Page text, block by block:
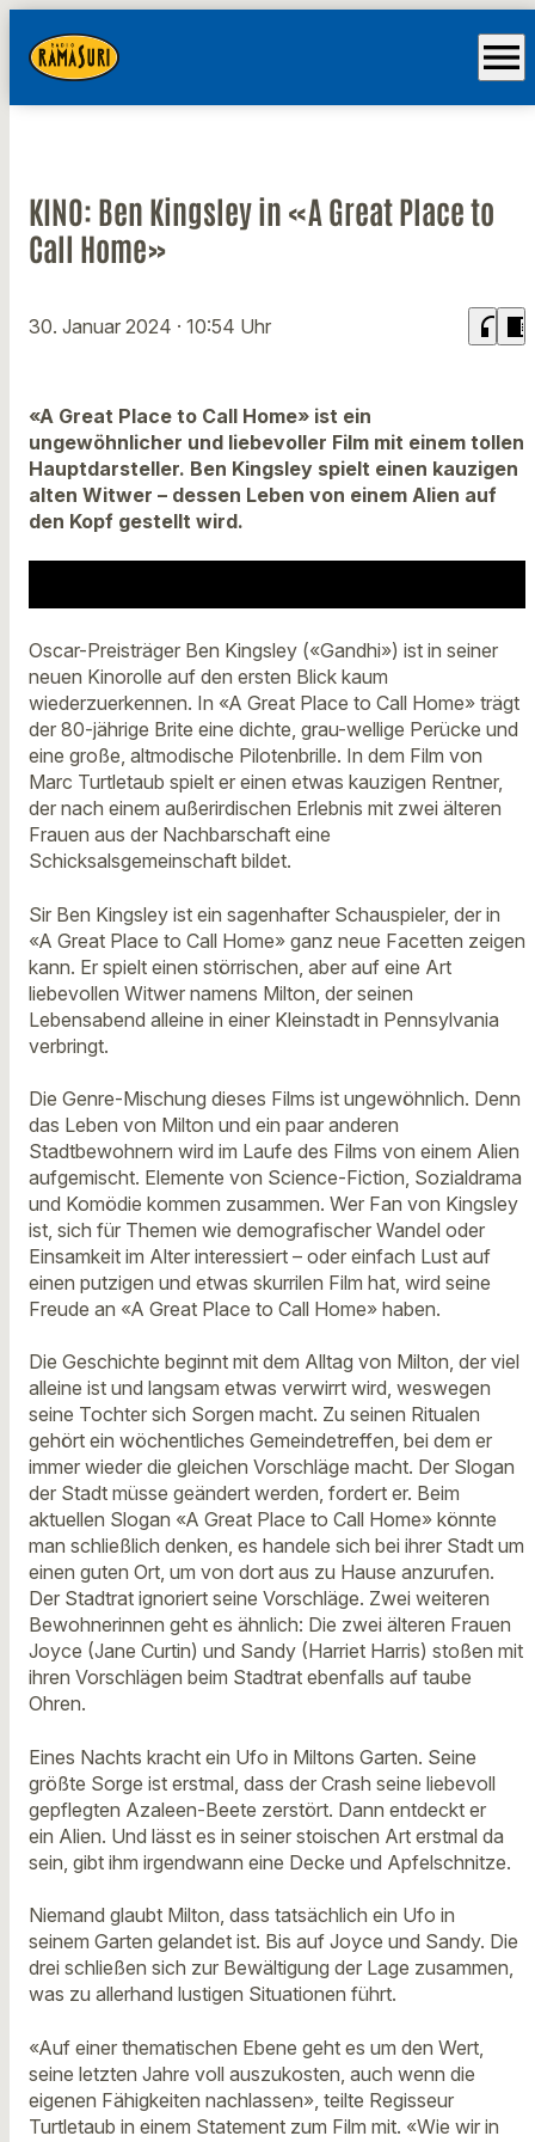
menu
KINO: Ben Kingsley in «A Great Place to
Call Home»
30. Januar 2024 · 10:54 Uhr headphones chrome_reader_mode
«A Great Place to Call Home» ist ein
ungewöhnlicher und liebevoller Film mit einem tollen
Hauptdarsteller. Ben Kingsley spielt einen kauzigen
alten Witwer – dessen Leben von einem Alien auf
den Kopf gestellt wird.
Oscar-Preisträger Ben Kingsley («Gandhi») ist in seiner
neuen Kinorolle auf den ersten Blick kaum
wiederzuerkennen. In «A Great Place to Call Home» trägt
der 80-jährige Brite eine dichte, grau-wellige Perücke und
eine große, altmodische Pilotenbrille. In dem Film von
Marc Turtletaub spielt er einen etwas kauzigen Rentner,
der nach einem außerirdischen Erlebnis mit zwei älteren
Frauen aus der Nachbarschaft eine
Schicksalsgemeinschaft bildet.
Sir Ben Kingsley ist ein sagenhafter Schauspieler, der in
«A Great Place to Call Home» ganz neue Facetten zeigen
kann. Er spielt einen störrischen, aber auf eine Art
liebevollen Witwer namens Milton, der seinen
Lebensabend alleine in einer Kleinstadt in Pennsylvania
verbringt.
Die Genre-Mischung dieses Films ist ungewöhnlich. Denn
das Leben von Milton und ein paar anderen
Stadtbewohnern wird im Laufe des Films von einem Alien
aufgemischt. Elemente von Science-Fiction, Sozialdrama
und Komödie kommen zusammen. Wer Fan von Kingsley
ist, sich für Themen wie demografischer Wandel oder
Einsamkeit im Alter interessiert – oder einfach Lust auf
einen putzigen und etwas skurrilen Film hat, wird seine
Freude an «A Great Place to Call Home» haben.
Die Geschichte beginnt mit dem Alltag von Milton, der viel
alleine ist und langsam etwas verwirrt wird, weswegen
seine Tochter sich Sorgen macht. Zu seinen Ritualen
gehört ein wöchentliches Gemeindetreffen, bei dem er
immer wieder die gleichen Vorschläge macht. Der Slogan
der Stadt müsse geändert werden, fordert er. Beim
aktuellen Slogan «A Great Place to Call Home» könnte
man schließlich denken, es handele sich bei ihrer Stadt um
einen guten Ort, um von dort aus zu Hause anzurufen.
Der Stadtrat ignoriert seine Vorschläge. Zwei weiteren
Bewohnerinnen geht es ähnlich: Die zwei älteren Frauen
Joyce (Jane Curtin) und Sandy (Harriet Harris) stoßen mit
ihren Vorschlägen beim Stadtrat ebenfalls auf taube
Ohren.
Eines Nachts kracht ein Ufo in Miltons Garten. Seine
größte Sorge ist erstmal, dass der Crash seine liebevoll
gepflegten Azaleen-Beete zerstört. Dann entdeckt er
ein Alien. Und lässt es in seiner stoischen Art erstmal da
sein, gibt ihm irgendwann eine Decke und Apfelschnitze.
Niemand glaubt Milton, dass tatsächlich ein Ufo in
seinem Garten gelandet ist. Bis auf Joyce und Sandy. Die
drei schließen sich zur Bewältigung der Lage zusammen,
was zu allerhand lustigen Situationen führt.
«Auf einer thematischen Ebene geht es um den Wert,
seine letzten Jahre voll auszukosten, auch wenn die
eigenen Fähigkeiten nachlassen», teilte Regisseur
Turtletaub in einem Statement zum Film mit. «Wie wir in